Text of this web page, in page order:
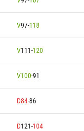
V97-118
V111-120
V100-91
D84-86
D121-104